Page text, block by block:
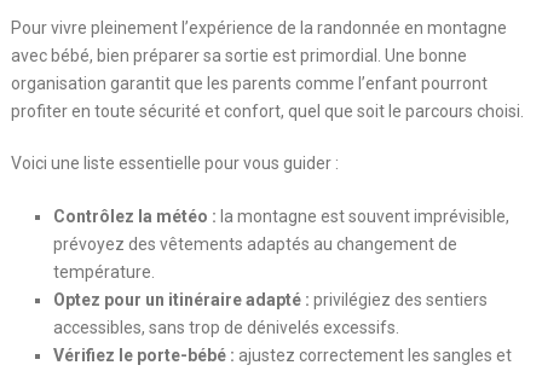
Pour vivre pleinement l’expérience de la randonnée en montagne
avec bébé, bien préparer sa sortie est primordial. Une bonne
organisation garantit que les parents comme l’enfant pourront
profiter en toute sécurité et confort, quel que soit le parcours choisi.
Voici une liste essentielle pour vous guider :
Contrôlez la météo : la montagne est souvent imprévisible,
prévoyez des vêtements adaptés au changement de
température.
Optez pour un itinéraire adapté : privilégiez des sentiers
accessibles, sans trop de dénivelés excessifs.
Vérifiez le porte-bébé : ajustez correctement les sangles et